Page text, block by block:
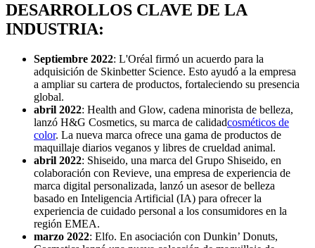
DESARROLLOS CLAVE DE LA
INDUSTRIA:
Septiembre 2022: L'Oréal firmó un acuerdo para la
adquisición de Skinbetter Science. Esto ayudó a la empresa
a ampliar su cartera de productos, fortaleciendo su presencia
global.
abril 2022: Health and Glow, cadena minorista de belleza,
lanzó H&G Cosmetics, su marca de calidadcosméticos de
color. La nueva marca ofrece una gama de productos de
maquillaje diarios veganos y libres de crueldad animal.
abril 2022: Shiseido, una marca del Grupo Shiseido, en
colaboración con Revieve, una empresa de experiencia de
marca digital personalizada, lanzó un asesor de belleza
basado en Inteligencia Artificial (IA) para ofrecer la
experiencia de cuidado personal a los consumidores en la
región EMEA.
marzo 2022: Elfo. En asociación con Dunkin’ Donuts,